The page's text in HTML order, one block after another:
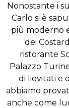
Nonostante i
Carlo si è
più moderno
dei
ristorante
Palazzo
di lievitati e
abbiamo
anche come